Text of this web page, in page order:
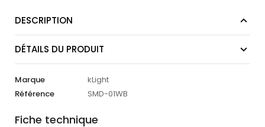
DESCRIPTION
DÉTAILS DU PRODUIT
Marque
kLight
Référence
SMD-01WB
Fiche technique